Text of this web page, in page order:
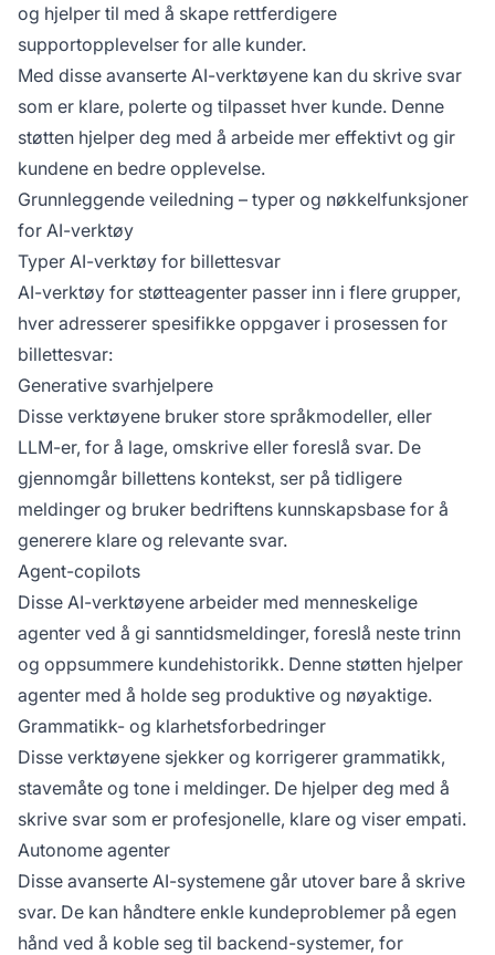
og hjelper til med å skape rettferdigere
supportopplevelser for alle kunder.
Med disse avanserte AI-verktøyene kan du skrive svar
som er klare, polerte og tilpasset hver kunde. Denne
støtten hjelper deg med å arbeide mer effektivt og gir
kundene en bedre opplevelse.
Grunnleggende veiledning – typer og nøkkelfunksjoner
for AI-verktøy
Typer AI-verktøy for billettesvar
AI-verktøy for støtteagenter passer inn i flere grupper,
hver adresserer spesifikke oppgaver i prosessen for
billettesvar:
Generative svarhjelpere
Disse verktøyene bruker store språkmodeller, eller
LLM-er, for å lage, omskrive eller foreslå svar. De
gjennomgår billettens kontekst, ser på tidligere
meldinger og bruker bedriftens kunnskapsbase for å
generere klare og relevante svar.
Agent-copilots
Disse AI-verktøyene arbeider med menneskelige
agenter ved å gi sanntidsmeldinger, foreslå neste trinn
og oppsummere kundehistorikk. Denne støtten hjelper
agenter med å holde seg produktive og nøyaktige.
Grammatikk- og klarhetsforbedringer
Disse verktøyene sjekker og korrigerer grammatikk,
stavemåte og tone i meldinger. De hjelper deg med å
skrive svar som er profesjonelle, klare og viser empati.
Autonome agenter
Disse avanserte AI-systemene går utover bare å skrive
svar. De kan håndtere enkle kundeproblemer på egen
hånd ved å koble seg til backend-systemer, for